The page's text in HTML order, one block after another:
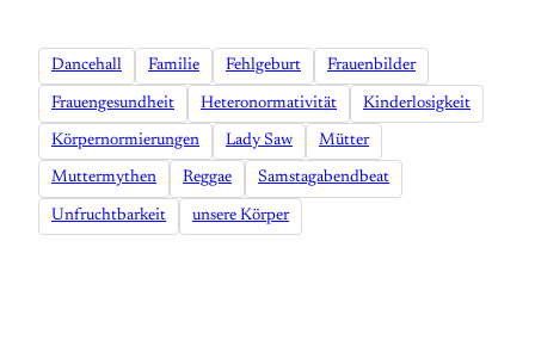
Dancehall Familie Fehlgeburt Frauenbilder
Frauengesundheit Heteronormativität Kinderlosigkeit
Körpernormierungen Lady Saw Mütter
Muttermythen Reggae Samstagabendbeat
Unfruchtbarkeit unsere Körper